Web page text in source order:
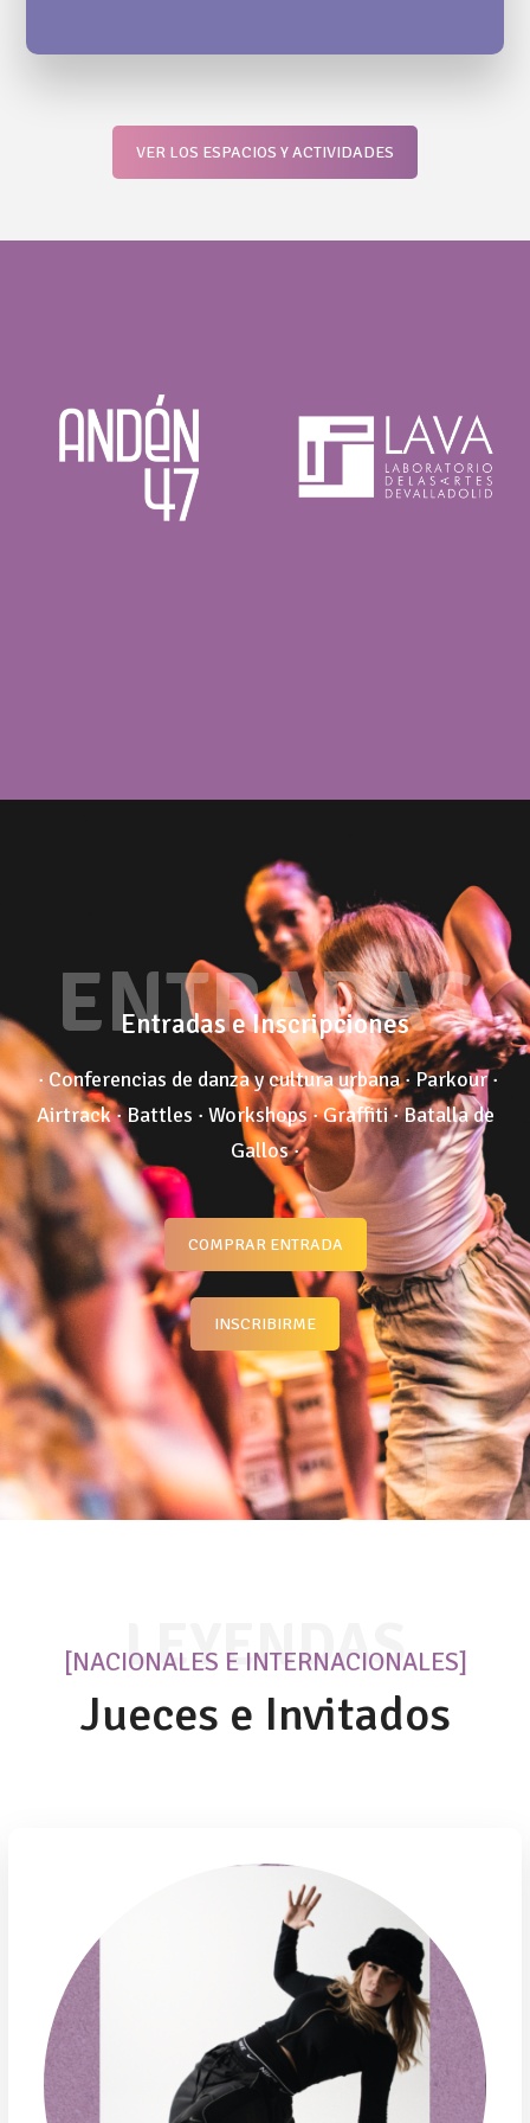
VER LOS ESPACIOS Y ACTIVIDADES
ENTRADAS
Entradas e Inscripciones
· Conferencias de danza y cultura urbana · Parkour ·
Airtrack· Battles · Workshops · Graffiti · Batalla de
Gallos ·
COMPRAR ENTRADA
INSCRIBIRME
LEYENDAS
[NACIONALES E INTERNACIONALES]
Jueces e Invitados